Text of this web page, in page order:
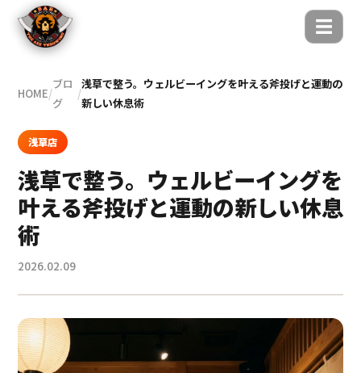
☰
HOME/
ブロ
グ
/
浅草で整う。ウェルビーイングを叶える斧投げと運動の
新しい休息術
浅草店
浅草で整う。ウェルビーイングを
叶える斧投げと運動の新しい休息
術
2026.02.09